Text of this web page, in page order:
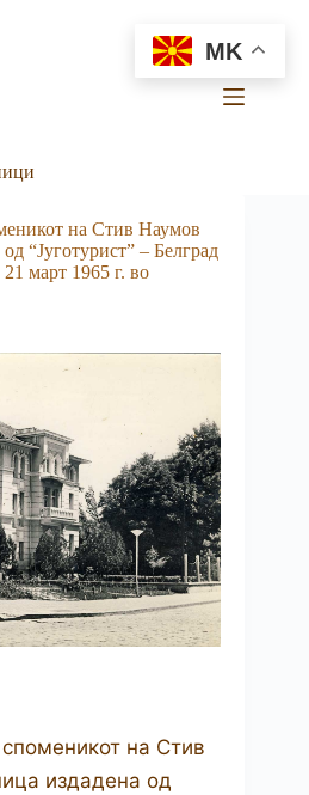
на Стив Наумов
“Југотурист” – Белград
март 1965 г. во
на Стив
из­дадена од
MK